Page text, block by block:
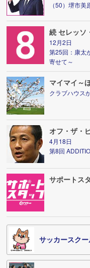
（50）堺市美
続 セレッソ
12月2日
第25回：康太
寄せて～
マイマイ～
クラブハウス
オフ・ザ・
4月18日
第8回
サポートス
サッカースク